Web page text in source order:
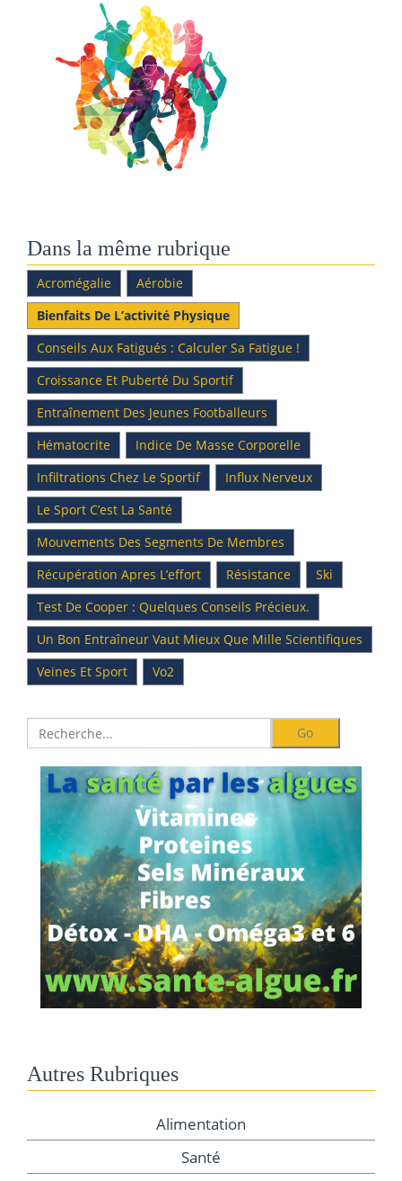
Dans la même rubrique
Acromégalie
Aérobie
Bienfaits De L’activité Physique
Conseils Aux Fatigués : Calculer Sa Fatigue !
Croissance Et Puberté Du Sportif
Entraînement Des Jeunes Footballeurs
Hématocrite
Indice De Masse Corporelle
Infiltrations Chez Le Sportif
Influx Nerveux
Le Sport C’est La Santé
Mouvements Des Segments De Membres
Récupération Apres L’effort
Résistance
Ski
Test De Cooper : Quelques Conseils Précieux.
Un Bon Entraîneur Vaut Mieux Que Mille Scientifiques
Veines Et Sport
Vo2
Autres Rubriques
Alimentation
Santé